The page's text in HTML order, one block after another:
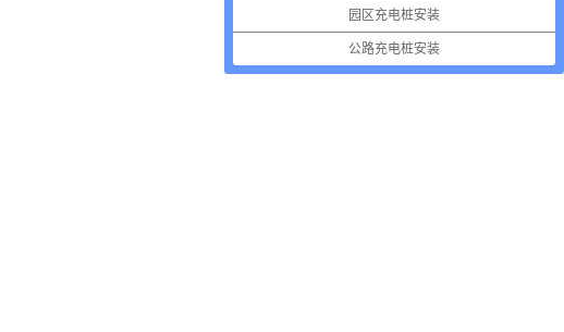
园区充电桩安装
公路充电桩安装